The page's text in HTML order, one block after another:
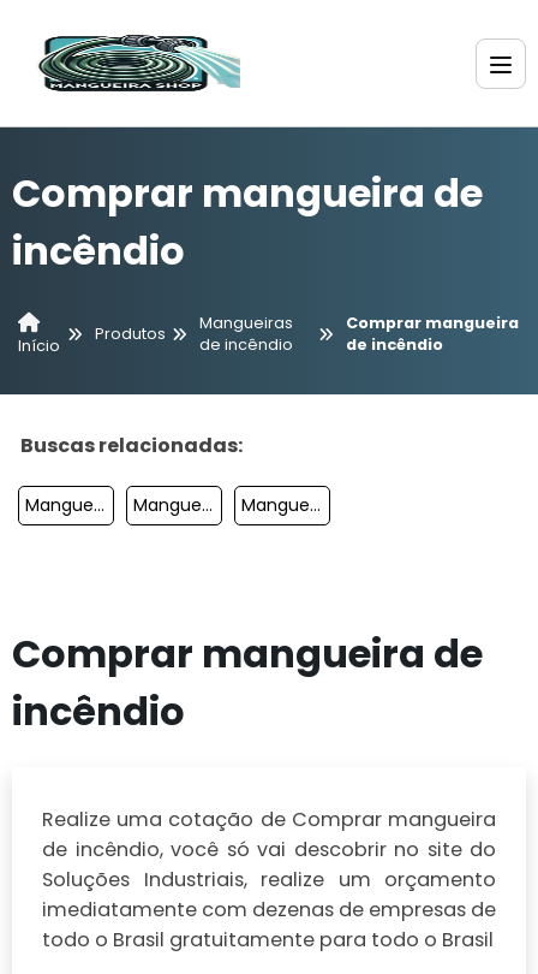
Comprar mangueira de
incêndio
Início
Produtos
Mangueiras
de incêndio
Comprar mangueira
de incêndio
Buscas relacionadas:
Mangueira Contra Incêndio Mangueira De Incêndio Mangueira Incêndio Tipo 1
Comprar mangueira de
incêndio
Realize uma cotação de Comprar mangueira
de incêndio, você só vai descobrir no site do
Soluções Industriais, realize um orçamento
imediatamente com dezenas de empresas de
todo o Brasil gratuitamente para todo o Brasil